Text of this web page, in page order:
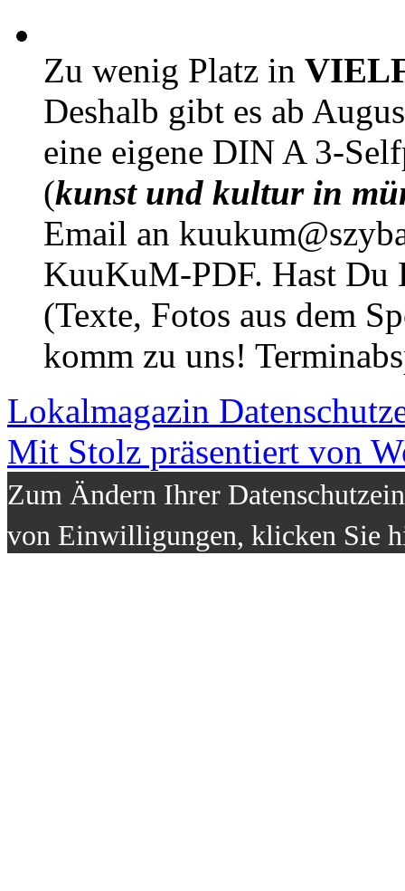
Zu wenig Platz in
Deshalb gibt es ab
eine eigene DIN A 3-
(kunst und kultur in
Email an
KuuKuM-PDF. Hast Du
(Texte, Fotos aus dem
komm zu uns!
Lokalmagazin
Mit Stolz präsentiert von
Zum Ändern Ihrer
von Einwilligungen, klicken Sie